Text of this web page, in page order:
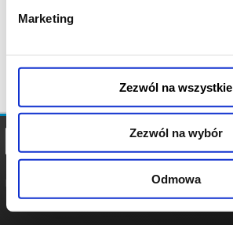
Marketing
Zezwól na wszystkie
Zezwól na wybór
Odmowa
POLITYKA